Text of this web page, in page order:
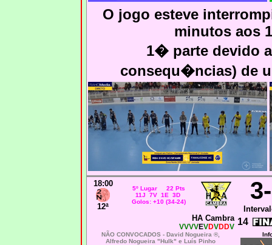
O jogo esteve
minutos aos
1� parte devido
consequ�ncias) de
18:00
12ª
5º Lugar 22 Pts
11J 7V 1E 3D
Golos: +10 (34-24)
HA Cambra
VVVVEVDVDDV 14
NÃO CONVOCADOS - David Nogueira ®,
Alfredo Nogueira "Hulk" e Luís Pinho